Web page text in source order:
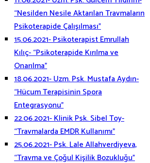
“Nesilden Nesile Aktarılan Travmaların
Psikoterapide Çalışılması”
15.06.2021- Psikoterapist Emrullah
Kılıç- “Psikoterapide Kırılma ve
Onarılma”
18.06.2021- Uzm. Psk. Mustafa Aydın-
“Hücum Terapisinin Spora
Entegrasyonu”
22.06.2021- Klinik Psk. Sibel Toy-
“Travmalarda EMDR Kullanımı”
25.06.2021- Psk. Lale Allahverdiyeva,
“Travma ve Çoğul Kişilik Bozukluğu”